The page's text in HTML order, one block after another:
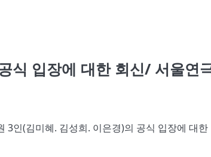
식 입장에 대한 회신/ 서울연
인(김미혜. 김성희. 이은경)의 공식 입장에 대한